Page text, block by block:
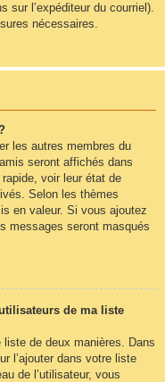
sur l’expéditeur du courriel).
nécessaires.
les autres membres du
seront affichés dans
voir leur état de
Selon les thèmes
en valeur. Si vous ajoutez
messages seront masqués
de ma liste
de deux manières. Dans
l’ajouter dans votre liste
de l’utilisateur, vous